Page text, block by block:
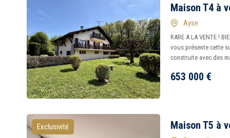
Maison T4 à
Ayse
RARE A LA VENTE !
vous présente cette
construite avec des
653 000 €
Exclusivité Maison T5 à